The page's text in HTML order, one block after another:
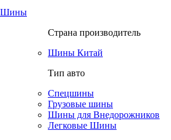
Шины
Страна производитель
Шины Китай
Тип авто
Спецшины
Грузовые шины
Шины для Внедорожников
Легковые Шины